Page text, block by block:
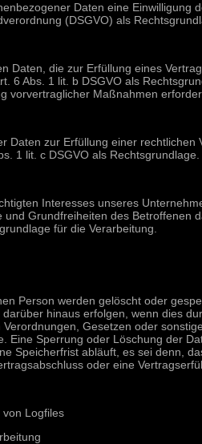
Daten eine Einwilligung
(DSGVO) als
Daten, die zur Erfüllung eines
6 Abs. 1 lit. b DSGVO als
vorvertraglicher Maßnahmen
Daten zur Erfüllung einer rechtlichen
1 lit. c DSGVO als Rechtsgrundlage.
Interesses unseres
Grundfreiheiten des Betroffenen
für die Verarbeitung.
Person werden gelöscht oder
hinaus erfolgen, wenn dies
Gesetzen oder
Eine Sperrung oder Löschung der
Speicherfrist abläuft, es sei denn,
oder eine
von Logfiles